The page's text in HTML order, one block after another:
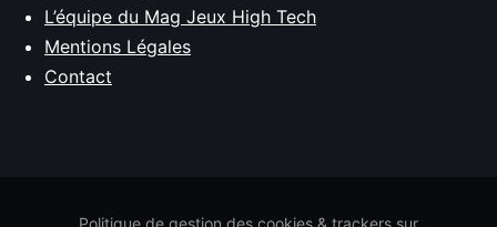
L’équipe du Mag Jeux High Tech
Mentions Légales
Contact
Politique de gestion des cookies & trackers sur